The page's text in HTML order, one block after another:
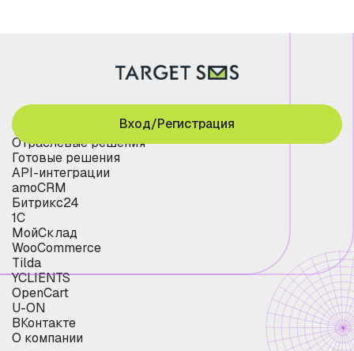
Отраслевые решения
Готовые решения
API-интеграции
amoCRM
Битрикс24
1С
МойСклад
WooCommerce
Tilda
YCLIENTS
OpenCart
U-ON
ВКонтакте
О компании
Вход/Регистрация